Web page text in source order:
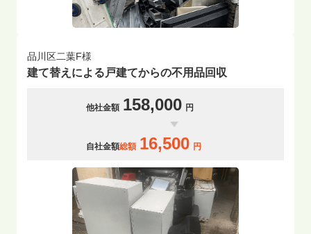
品川区二葉F様
建て替えによる戸建てからの不用品回収
他社金額 158,000 円
自社金額総額 16,500 円